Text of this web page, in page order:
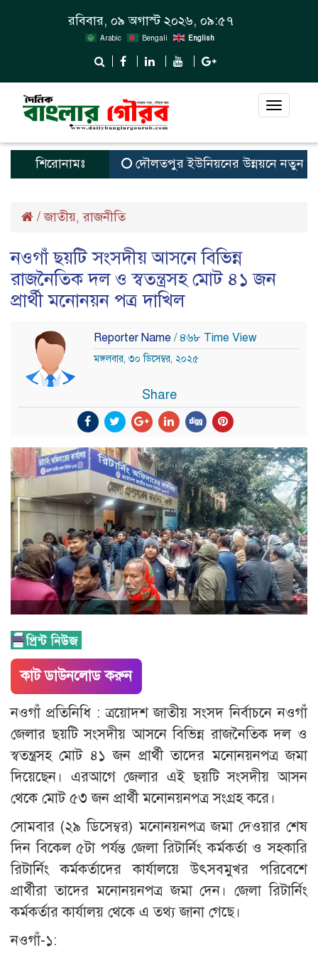
রবিবার, ০৯ অগাস্ট ২০২৬, ০৯:৫৭
Arabic Bengali English
Toggle
শিরোনামঃ দৌলতপুর ইউনিয়নের উন্নয়নে নতুন স্বপ্ন
/জাতীয়,রাজনীতি
নওগাঁ ছয়টি সংসদীয় আসনে বিভিন্ন
রাজনৈতিক দল ও স্বতন্ত্রসহ মোট ৪১ জন
প্রার্থী মনোনয়ন পত্র দাখিল
Reporter Name / ৪৬৮ Time View
মঙ্গলবার, ৩০ ডিসেম্বর, ২০২৫
Share
কাট ডাউনলোড করুন
নওগাঁ প্রতিনিধি : ত্রয়োদশ জাতীয় সংসদ নির্বাচনে নওগাঁ
জেলার ছয়টি সংসদীয় আসনে বিভিন্ন রাজনৈতিক দল ও
স্বতন্ত্রসহ মোট ৪১ জন প্রার্থী তাদের মনোনয়নপত্র জমা
দিয়েছেন। এরআগে জেলার এই ছয়টি সংসদীয় আসন
থেকে মোট ৫৩ জন প্রার্থী মনোনয়নপত্র সংগ্রহ করে।
সোমবার (২৯ ডিসেম্বর) মনোনয়নপত্র জমা দেওয়ার শেষ
দিন বিকেল ৫টা পর্যন্ত জেলা রিটার্নিং কর্মকর্তা ও সহকারি
রিটার্নিং কর্মকর্তাদের কার্যালয়ে উৎসবমুখর পরিবেশে
প্রার্থীরা তাদের মনোনয়নপত্র জমা দেন। জেলা রিটার্নিং
কর্মকর্তার কার্যালয় থেকে এ তথ্য জানা গেছে।
নওগাঁ-১: